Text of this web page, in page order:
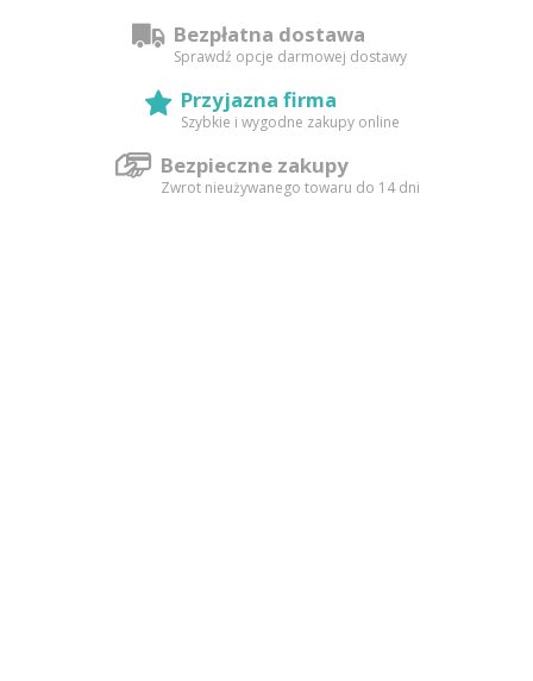
Bezpłatna dostawa
Sprawdź opcje darmowej dostawy
Przyjazna firma
Szybkie i wygodne zakupy online
Bezpieczne zakupy
Zwrot nieużywanego towaru do 14 dni